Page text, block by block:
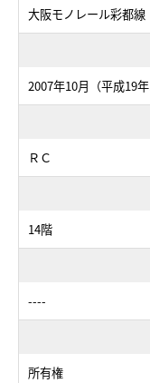
大阪モノレール彩都
2007年10月（平成19年
ＲＣ
14階
----
所有権